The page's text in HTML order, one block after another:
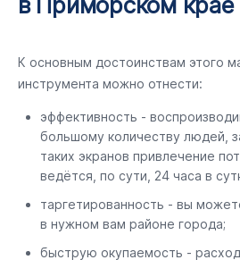
К основным достоинствам этого
инструмента можно отнести:
эффективность -
большому количеству людей,
таких экранов привлечение
ведётся, по сути, 24 часа в
таргетированность - вы
в нужном вам районе города;
быструю окупаемость -